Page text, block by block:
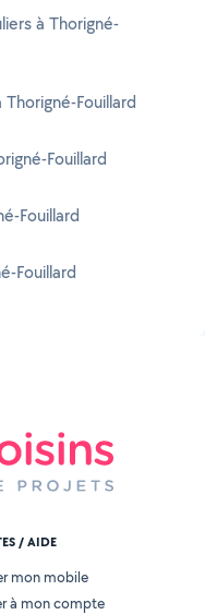
à Thorigné-
Fouillard
Fouillard
Fouillard
Fouillard
/ AIDE
mon mobile
à mon compte